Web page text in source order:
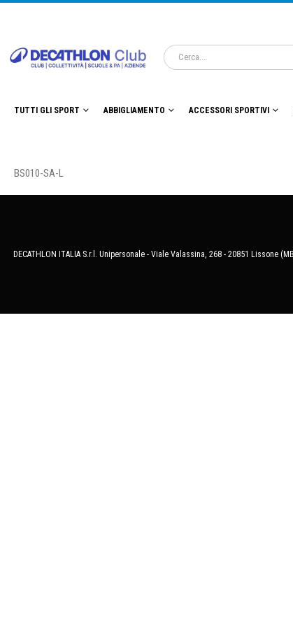
TUTTI GLI SPORT ABBIGLIAMENTO ACCESSORI SPORTIVI
BS010-SA-L
DECATHLON ITALIA S.r.l. Unipersonale - Viale Valassina, 268 - 20851 Lissone